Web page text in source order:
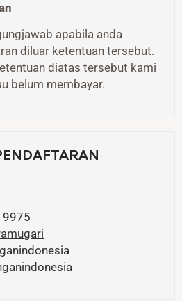
apabila anda
diluar ketentuan tersebut.
diatas tersebut kami
belum membayar.
9975